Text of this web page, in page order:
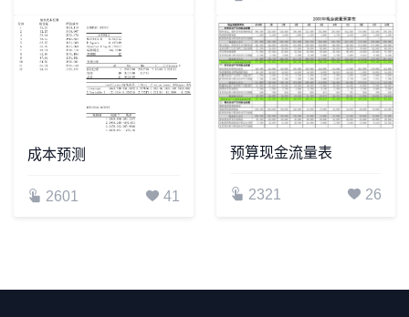
成本预测
2601 41
预算现金流量表
2321 26